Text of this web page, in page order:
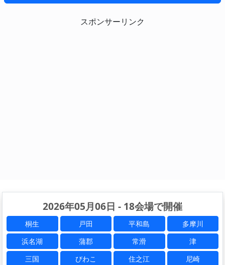
スポンサーリンク
2026年05月06日 - 18会場で開催
桐生 戸田 平和島
多摩川
浜名湖
蒲郡 常滑
津
三国
びわこ 住之江
尼崎